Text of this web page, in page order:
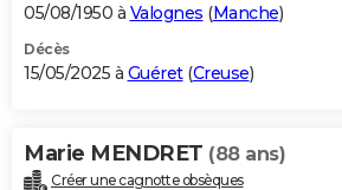
S'inscrire
Se connecter
Lycées
Collèges
Primaires
Universités
Entreprises
Service militaire
Avis de recherche
AVIS DE DÉCÈS
Bricolage
Lifestyle
Culture
Sport
Auto
Television
Voyage
Cinema
05/08/1950 à Valognes (Manche)
Décès
15/05/2025 à Guéret(Creuse)
Marie MENDRET (88 ans)
Créer une cagnotte obsèques